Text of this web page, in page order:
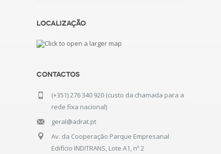
Localização
Contactos
(+351) 276 340 920 (custo da chamada para a
rede fixa nacional)
geral@adrat.pt
Av. da Cooperação Parque Empresarial
Edifício INDITRANS, Lote A1, nº 2